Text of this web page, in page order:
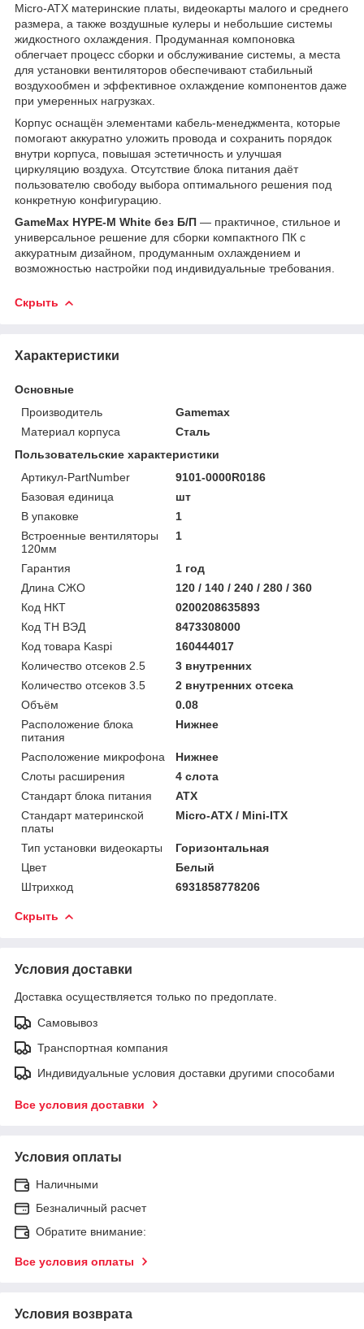
Micro‑ATX материнские платы, видеокарты малого и среднего
размера, а также воздушные кулеры и небольшие системы
жидкостного охлаждения. Продуманная компоновка
облегчает процесс сборки и обслуживание системы, а места
для установки вентиляторов обеспечивают стабильный
воздухообмен и эффективное охлаждение компонентов даже
при умеренных нагрузках.
Корпус оснащён элементами кабель‑менеджмента, которые
помогают аккуратно уложить провода и сохранить порядок
внутри корпуса, повышая эстетичность и улучшая
циркуляцию воздуха. Отсутствие блока питания даёт
пользователю свободу выбора оптимального решения под
конкретную конфигурацию.
GameMax HYPE‑M White без Б/П — практичное, стильное и
универсальное решение для сборки компактного ПК с
аккуратным дизайном, продуманным охлаждением и
возможностью настройки под индивидуальные требования.
Скрыть
Характеристики
Основные
Производитель
Gamemax
Материал корпуса
Сталь
Пользовательские характеристики
Артикул-PartNumber
9101-0000R0186
Базовая единица
шт
В упаковке
1
Встроенные вентиляторы
120мм
1
Гарантия
1 год
Длина СЖО
120 / 140 / 240 / 280 / 360
Код НКТ
0200208635893
Код ТН ВЭД
8473308000
Код товара Kaspi
160444017
Количество отсеков 2.5
3 внутренних
Количество отсеков 3.5
2 внутренних отсека
Объём
0.08
Расположение блока
питания
Нижнее
Расположение микрофона
Нижнее
Слоты расширения
4 слота
Стандарт блока питания
ATX
Стандарт материнской
платы
Micro-ATX / Mini-ITX
Тип установки видеокарты
Горизонтальная
Цвет
Белый
Штрихкод
6931858778206
Скрыть
Условия доставки
Доставка осуществляется только по предоплате.
Самовывоз
Транспортная компания
Индивидуальные условия доставки другими способами
Все условия доставки
Условия оплаты
Наличными
Безналичный расчет
Обратите внимание:
Все условия оплаты
Условия возврата